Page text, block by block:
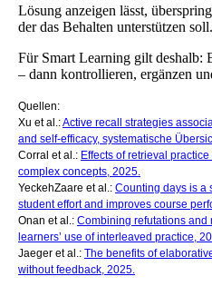
Lösung anzeigen lässt,
der das Behalten unterstützen soll.
Für Smart Learning gilt deshalb:
– dann kontrollieren, ergänzen
Quellen:
Xu et al.:Active recall strategies
and self-efficacy, systematische
Corral et al.: Effects of retrieval
complex concepts, 2025.
YeckehZaare et al.: Counting days is a
student effort and improves course
Onan et al.: Combining refutations and
learners’ use of interleaved practice,
Jaeger et al.: The benefits of
without feedback, 2025.